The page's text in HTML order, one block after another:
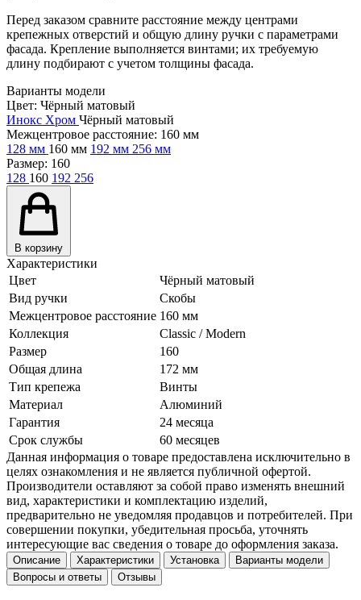
Перед заказом сравните расстояние между центрами
крепежных отверстий и общую длину ручки с параметрами
фасада. Крепление выполняется винтами; их требуемую
длину подбирают с учетом толщины фасада.
Варианты модели
Цвет: Чёрный матовый
Инокс Хром Чёрный матовый
Межцентровое расстояние: 160 мм
128 мм 160 мм 192 мм 256 мм
Размер: 160
128 160 192 256
В корзину
Характеристики
Цвет
Чёрный матовый
Вид ручки
Скобы
Межцентровое расстояние 160 мм
Коллекция
Classic / Modern
Размер
160
Общая длина
172 мм
Тип крепежа
Винты
Материал
Алюминий
Гарантия
24 месяца
Срок службы
60 месяцев
Данная информация о товаре предоставлена исключительно в
целях ознакомления и не является публичной офертой.
Производители оставляют за собой право изменять внешний
вид, характеристики и комплектацию изделий,
предварительно не уведомляя продавцов и потребителей. При
совершении покупки, убедительная просьба, уточнять
интересующие вас сведения о товаре до оформления заказа.
Описание Характеристики Установка
Варианты модели
Вопросы и ответы
Отзывы